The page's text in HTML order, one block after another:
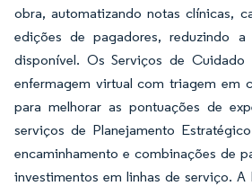
obra, automatizando notas clínicas,
edições de pagadores, reduzindo
disponível. Os Serviços de Cuidado
enfermagem virtual com triagem em
para melhorar as pontuações de
serviços de Planejamento
encaminhamento e combinações de
investimentos em linhas de serviço. A